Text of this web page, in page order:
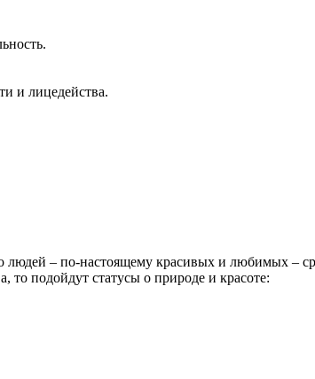
и лицедейства.
людей – по-настоящему красивых и любимых
то подойдут статусы о природе и красоте: